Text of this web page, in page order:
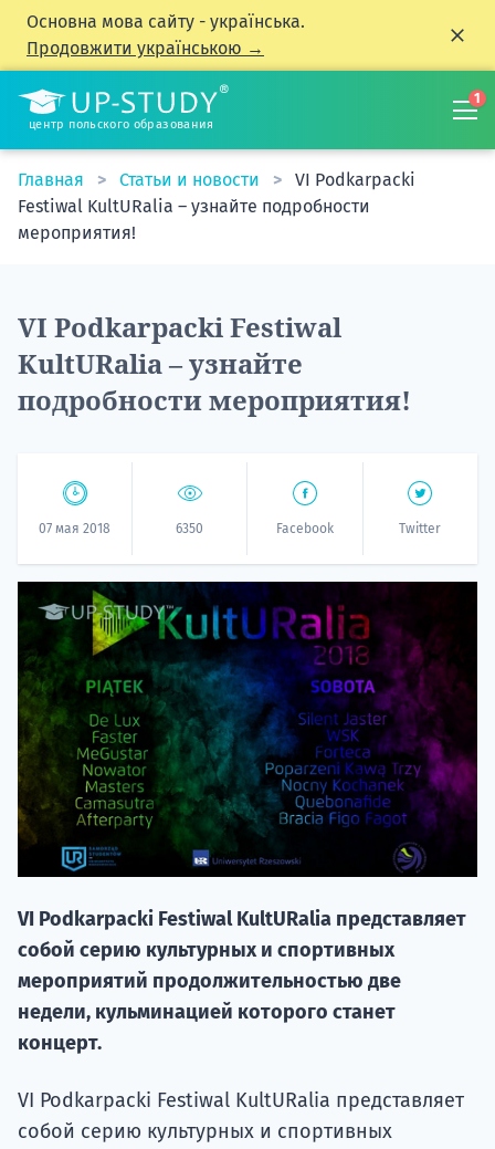
Основна мова сайту - українська.
Продовжити українською →
центр польского образования
1
Главная Статьи и новости
VI Podkarpacki
Festiwal KultURalia – узнайте подробности
мероприятия!
VI Podkarpacki Festiwal
KultURalia – узнайте
подробности мероприятия!
07 мая 2018 6350 Facebook Twitter
VI Podkarpacki Festiwal KultURalia представляет
собой серию культурных и спортивных
мероприятий продолжительностью две
недели, кульминацией которого станет
концерт.
VI Podkarpacki Festiwal KultURalia представляет
собой серию культурных и спортивных
НАБОР